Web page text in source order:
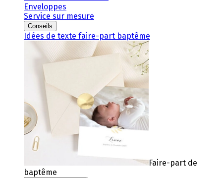
Enveloppes
Service sur mesure
Conseils
Idées de texte faire-part baptême
Faire-part de
baptême